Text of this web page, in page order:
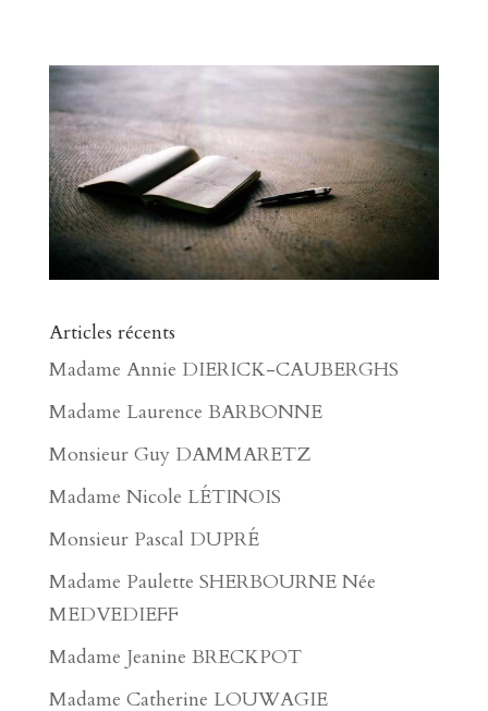
Articles récents
Madame Annie DIERICK-CAUBERGHS
Madame Laurence BARBONNE
Monsieur Guy DAMMARETZ
Madame Nicole LÉTINOIS
Monsieur Pascal DUPRÉ
Madame Paulette SHERBOURNE Née
MEDVEDIEFF
Madame Jeanine BRECKPOT
Madame Catherine LOUWAGIE